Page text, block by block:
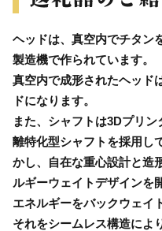
ヘッドは、真空内でチタン
製造機で作られています。
真空内で成形されたヘッド
ドになります。
また、シャフトは3Dプリ
離特化型シャフトを採用し
かし、自在な重心設計と造
ルギーウェイトデザインを
エネルギーをバックウェイ
それをシームレス構造によ